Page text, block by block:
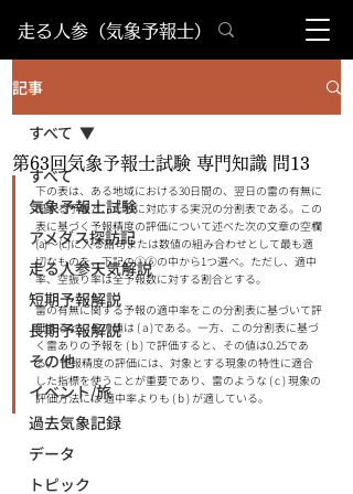
​走る人参（気象予報士）
記事
すべて
気象予報士試験
アメダス探訪記
走る人参天気解説
短期予報解説
長期予報解説
その他
イベント/旅
過去気象記録
データ
トピック
すべて
第63回気象予報士試験 専門知識 問13
下の表は、ある地域における30⽇間の、翌⽇の雷の有無に
関する予報と、それに対応する実況の分割表である。この
表に基づく予報精度の評価について述べた次の⽂章の空欄
(a)〜(c)に⼊る語句または数値の組み合わせとして最も適
切なものを、下記の①⑤の中から1つ選べ。ただし、適中
率、空振り率は全予報数に対する割合とする。
雷の有無に関する予報の適中率をこの分割表に基づいて評
価すると、その値は ( a )である。⼀⽅、この分割表に基づ
く雷ありの予報を ( b ) で評価すると、その値は0.25であ
る。 予報精度の評価には、対象とする現象の特性に適合
した指標を使うことが重要であり、雷のような ( c ) 現象の
評価⽅法には 適中率よりも ( b ) が適している。